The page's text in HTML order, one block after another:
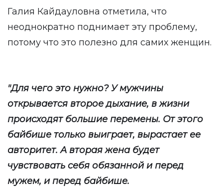
Галия Кайдауловна отметила, что
неоднократно поднимает эту проблему,
потому что это полезно для самих женщин.
"Для чего это нужно? У мужчины
открывается второе дыхание, в жизни
происходят большие перемены. От этого
байбише только выиграет, вырастает ее
авторитет. А вторая жена будет
чувствовать себя обязанной и перед
мужем, и перед байбише.